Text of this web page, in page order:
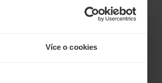
Více o cookies